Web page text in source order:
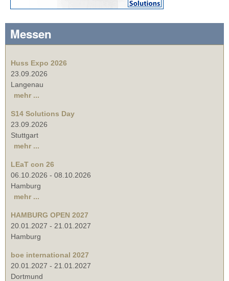
Messen
Huss Expo 2026
23.09.2026
Langenau
mehr ...
S14 Solutions Day
23.09.2026
Stuttgart
mehr ...
LEaT con 26
06.10.2026 - 08.10.2026
Hamburg
mehr ...
HAMBURG OPEN 2027
20.01.2027 - 21.01.2027
Hamburg
boe international 2027
20.01.2027 - 21.01.2027
Dortmund